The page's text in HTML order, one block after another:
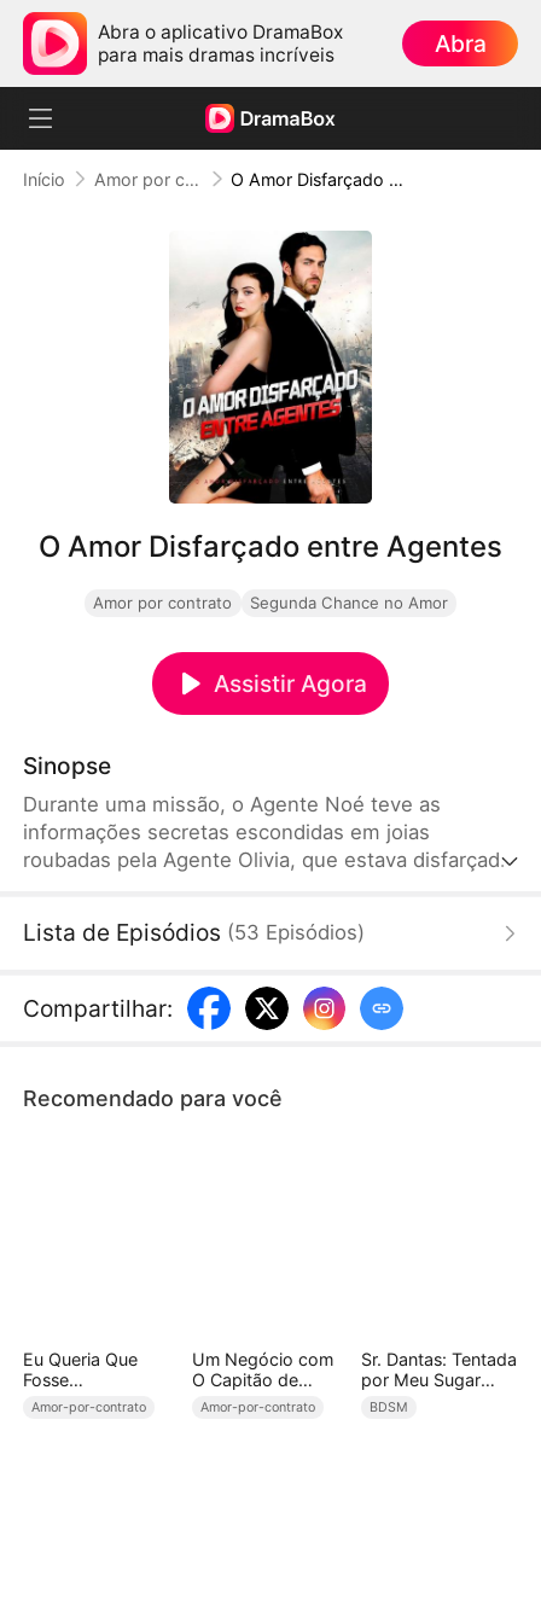
Abra o aplicativo DramaBox
para mais dramas incríveis
Abra
Início Amor por contrato O Amor Disfarçado entre Agentes
O Amor Disfarçado entre Agentes
Amor por contrato Segunda Chance no Amor
Assistir Agora
Sinopse
Durante uma missão, o Agente Noé teve as
informações secretas escondidas em joias
roubadas pela Agente Olivia, que estava disfarçada
anos depois, eles se reencontram sem se
disfarces como agentes, mas acabam se
apaixonando mais tarde. Eventualmente, Noé
Lista de Episódios (53 Episódios)
Compartilhar:
Recomendado para você
Eu Queria Que
Fosse
Você（Dublado）
Amor-por-contrato
Um Negócio com
O Capitão de
Hóquei
Amor-por-contrato
Sr. Dantas: Tentada
por Meu Sugar
Daddy
BDSM